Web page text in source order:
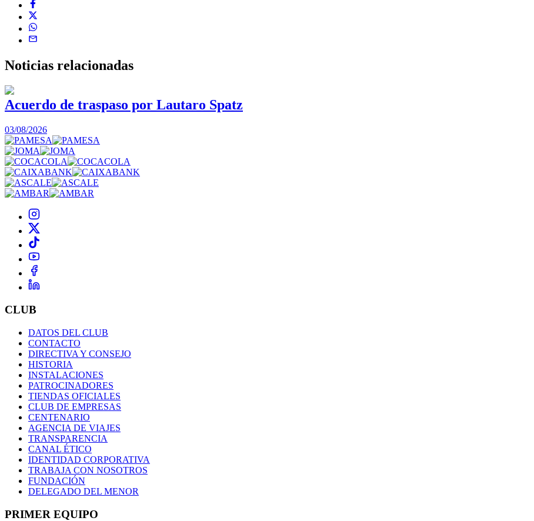
Noticias relacionadas
Acuerdo de traspaso por Lautaro Spatz
03/08/2026
CLUB
DATOS DEL CLUB
CONTACTO
DIRECTIVA Y CONSEJO
HISTORIA
INSTALACIONES
PATROCINADORES
TIENDAS OFICIALES
CLUB DE EMPRESAS
CENTENARIO
AGENCIA DE VIAJES
TRANSPARENCIA
CANAL ÉTICO
IDENTIDAD CORPORATIVA
TRABAJA CON NOSOTROS
FUNDACIÓN
DELEGADO DEL MENOR
PRIMER EQUIPO